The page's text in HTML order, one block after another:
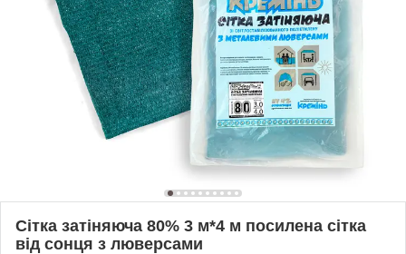
Сітка затіняюча 80% 3 м*4 м посилена сітка
від сонця з люверсами